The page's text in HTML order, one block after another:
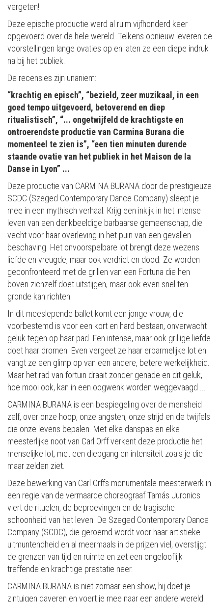
vergeten!
Deze epische productie werd al ruim vijfhonderd keer
opgevoerd over de hele wereld. Telkens opnieuw leveren de
voorstellingen lange ovaties op en laten ze een diepe indruk
na bij het publiek.
De recensies zijn unaniem:
“krachtig en episch”, “bezield, zeer muzikaal, in een
goed tempo uitgevoerd, betoverend en diep
ritualistisch”, “... ongetwijfeld de krachtigste en
ontroerendste productie van Carmina Burana die
momenteel te zien is”, “een tien minuten durende
staande ovatie van het publiek in het Maison de la
Danse in Lyon” ...
Deze productie van CARMINA BURANA door de prestigieuze
SCDC (Szeged Contemporary Dance Company) sleept je
mee in een mythisch verhaal. Krijg een inkijk in het intense
leven van een denkbeeldige barbaarse gemeenschap, die
vecht voor haar overleving in het puin van een gevallen
beschaving. Het onvoorspelbare lot brengt deze wezens
liefde en vreugde, maar ook verdriet en dood. Ze worden
geconfronteerd met de grillen van een Fortuna die hen
boven zichzelf doet uitstijgen, maar ook even snel ten
gronde kan richten.
In dit meeslepende ballet komt een jonge vrouw, die
voorbestemd is voor een kort en hard bestaan, onverwacht
geluk tegen op haar pad. Een intense, maar ook grillige liefde
doet haar dromen. Even vergeet ze haar erbarmelijke lot en
vangt ze een glimp op van een andere, betere werkelijkheid.
Maar het rad van fortuin draait zonder genade en dit geluk,
hoe mooi ook, kan in een oogwenk worden weggevaagd ...
CARMINA BURANA is een bespiegeling over de mensheid
zelf, over onze hoop, onze angsten, onze strijd en de twijfels
die onze levens bepalen. Met elke danspas en elke
meesterlijke noot van Carl Orff verkent deze productie het
menselijke lot, met een diepgang en intensiteit zoals je die
maar zelden ziet.
Deze bewerking van Carl Orffs monumentale meesterwerk in
een regie van de vermaarde choreograaf Tamás Juronics
viert de rituelen, de beproevingen en de tragische
schoonheid van het leven. De Szeged Contemporary Dance
Company (SCDC), die geroemd wordt voor haar artistieke
uitmuntendheid en al meermaals in de prijzen viel, overstijgt
de grenzen van tijd en ruimte en zet een ongelooflijk
treffende en krachtige prestatie neer.
CARMINA BURANA is niet zomaar een show, hij doet je
zintuigen daveren en voert je mee naar een andere wereld.